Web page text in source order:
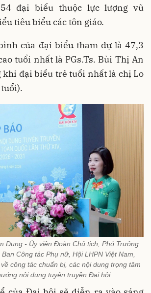
đại biểu thuộc lực lượng vũ
tiêu biểu các tôn giáo.
của đại biểu tham dự là 47,3
tuổi nhất là PGs.Ts. Bùi Thị An
khi đại biểu trẻ tuổi nhất là chị Lo
Dung - Ủy viên Đoàn Chủ tịch, Phó Trưởng
Công tác Phụ nữ, Hội LHPN Việt Nam,
công tác chuẩn bị, các nội dung trọng tâm
nội dung tuyên truyền Đại hội